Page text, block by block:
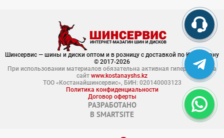
Шинсервис — шины и диски оптом и в розницу с доставкой по Казахстану
© 2017-2026
При использовании материалов обязательна активная гиперссылка на
сайт www.kostanayshs.kz
ТОО «Костанайшинсервис», БИН: 020140003123
Политика конфиденциальности
Договор оферты
РАЗРАБОТАНО
В SMARTSITE